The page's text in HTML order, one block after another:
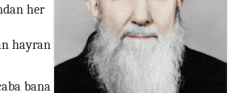
her
hayran
bana